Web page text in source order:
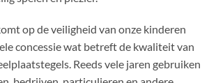
op de veiligheid van onze kinderen
concessie wat betreft de kwaliteit van
Reeds vele jaren gebruiken